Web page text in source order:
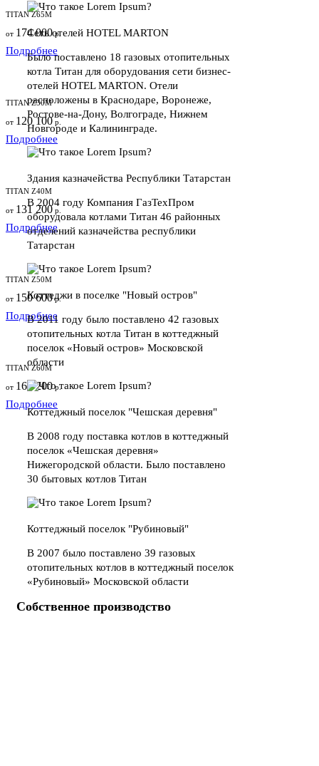
TITAN Z65M
от 174 000р.
Подробнее
TITAN Z30M
от 120 100 р.
Подробнее
TITAN Z40M
от 131 200 р.
Подробнее
TITAN Z50M
от 150 600р.
Подробнее
TITAN Z60M
от 162 200р.
Подробнее
Сеть отелей HOTEL MARTON
Было поставлено 18 газовых отопительных
котла Титан для оборудования сети бизнес-
отелей HOTEL MARTON. Отели
расположены в Краснодаре, Воронеже,
Ростове-на-Дону, Волгограде, Нижнем
Новгороде и Калининграде.
Здания казначейства Республики Татарстан
В 2004 году Компания ГазТехПром
оборудовала котлами Титан 46 районных
отделений казначейства республики
Татарстан
Коттеджи в поселке "Новый остров"
В 2011 году было поставлено 42 газовых
отопительных котла Титан в коттеджный
поселок «Новый остров» Московской
области
Коттеджный поселок "Чешская деревня"
В 2008 году поставка котлов в коттеджный
поселок «Чешская деревня»
Нижегородской области. Было поставлено
30 бытовых котлов Титан
Коттеджный поселок "Рубиновый"
В 2007 было поставлено 39 газовых
отопительных котлов в коттеджный поселок
«Рубиновый» Московской области
Собственное производство